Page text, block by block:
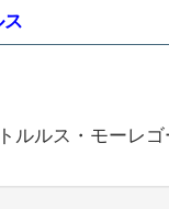
ス
トルルス・モーレゴ